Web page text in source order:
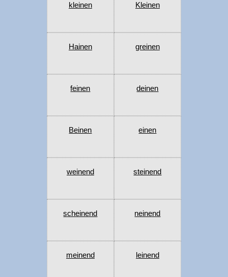
kleinen Kleinen
Hainen greinen
feinen deinen
Beinen einen
weinend steinend
scheinend neinend
meinend leinend